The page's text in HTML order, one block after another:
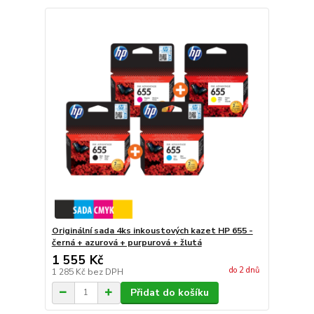
Originální sada 4ks inkoustových kazet HP 655 -
černá + azurová + purpurová + žlutá
1 555 Kč
1 285 Kč bez DPH do 2 dnů
Přidat do košíku